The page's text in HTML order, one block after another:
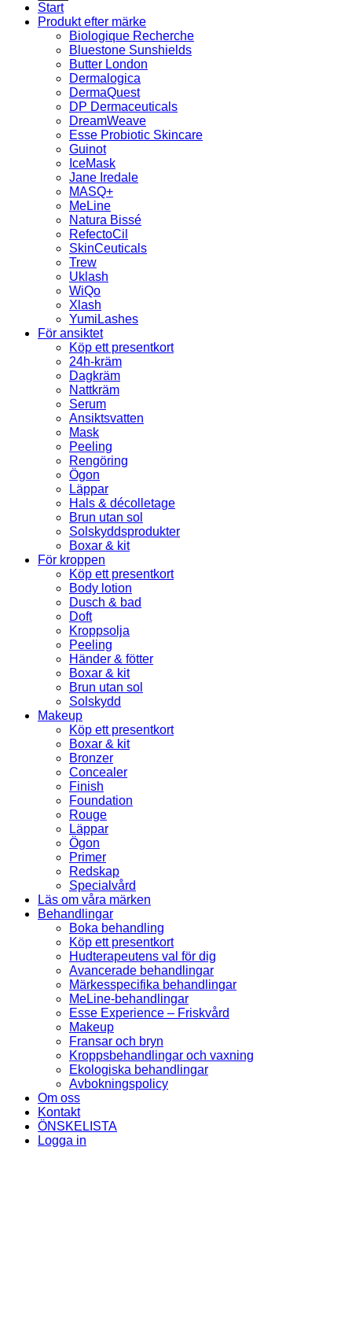
Start
Produkt efter märke
Biologique Recherche
Bluestone Sunshields
Butter London
Dermalogica
DermaQuest
DP Dermaceuticals
DreamWeave
Esse Probiotic Skincare
Guinot
IceMask
Jane Iredale
MASQ+
MeLine
Natura Bissé
RefectoCil
SkinCeuticals
Trew
Uklash
WiQo
Xlash
YumiLashes
För ansiktet
Köp ett presentkort
24h-kräm
Dagkräm
Nattkräm
Serum
Ansiktsvatten
Mask
Peeling
Rengöring
Ögon
Läppar
Hals & décolletage
Brun utan sol
Solskyddsprodukter
Boxar & kit
För kroppen
Köp ett presentkort
Body lotion
Dusch & bad
Doft
Kroppsolja
Peeling
Händer & fötter
Boxar & kit
Brun utan sol
Solskydd
Makeup
Köp ett presentkort
Boxar & kit
Bronzer
Concealer
Finish
Foundation
Rouge
Läppar
Ögon
Primer
Redskap
Specialvård
Läs om våra märken
Behandlingar
Boka behandling
Köp ett presentkort
Hudterapeutens val för dig
Avancerade behandlingar
Märkesspecifika behandlingar
MeLine-behandlingar
Esse Experience – Friskvård
Makeup
Fransar och bryn
Kroppsbehandlingar och vaxning
Ekologiska behandlingar
Avbokningspolicy
Om oss
Kontakt
ÖNSKELISTA
Logga in